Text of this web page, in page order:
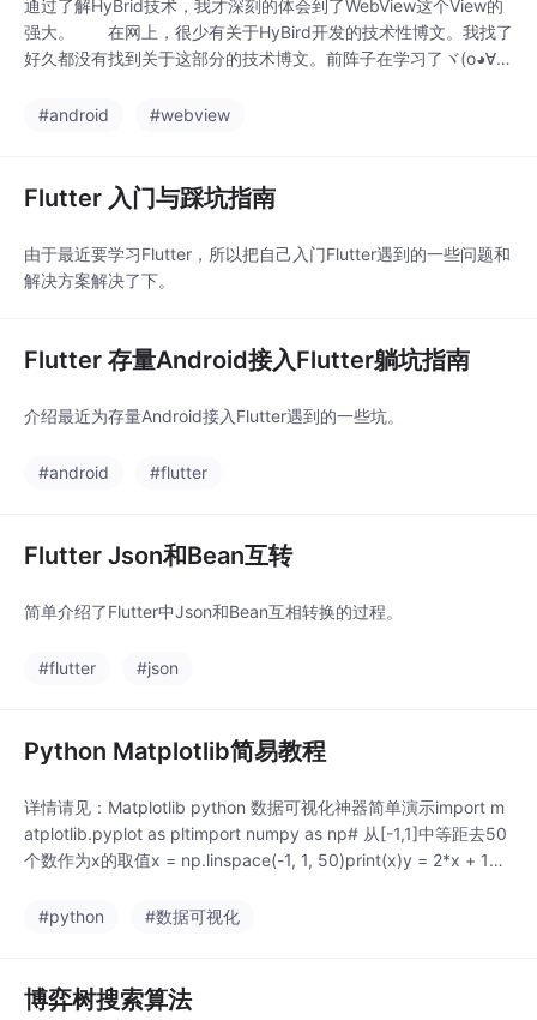
通过了解HyBrid技术，我才深刻的体会到了WebView这个View的
强大。 在网上，很少有关于HyBird开发的技术性博文。我找了
好久都没有找到关于这部分的技术博文。前阵子在学习了ヾ(o◕∀◕)
位看官可以看看博主的博文，不过博文是讲Web部分的，并没有A
#android #webview
Flutter 入门与踩坑指南
由于最近要学习Flutter，所以把自己入门Flutter遇到的一些问题和
解决方案解决了下。
Flutter 存量Android接入Flutter躺坑指南
介绍最近为存量Android接入Flutter遇到的一些坑。
#android #flutter
Flutter Json和Bean互转
简单介绍了Flutter中Json和Bean互相转换的过程。
#flutter #json
Python Matplotlib简易教程
详情请见：Matplotlib python 数据可视化神器简单演示import m
atplotlib.pyplot as pltimport numpy as np# 从[-1,1]中等距去50
个数作为x的取值x = np.linspace(-1, 1, 50)print(x)y = 2*x + 1#
法，
#python #数据可视化
博弈树搜索算法